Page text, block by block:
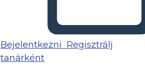
Bejelentkezni Regisztrálj
tanárként